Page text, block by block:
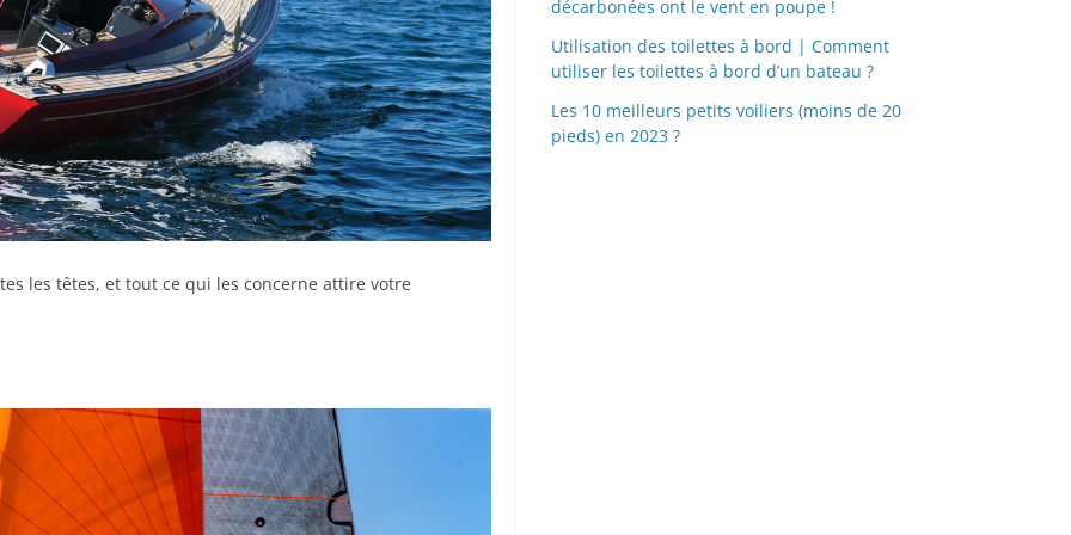
les têtes, et tout ce qui les concerne attire votre
décarbonées ont le vent en poupe !
Utilisation des toilettes à bord | Comment
utiliser les toilettes à bord d’un bateau ?
Les 10 meilleurs petits voiliers (moins de 20
pieds) en 2023 ?